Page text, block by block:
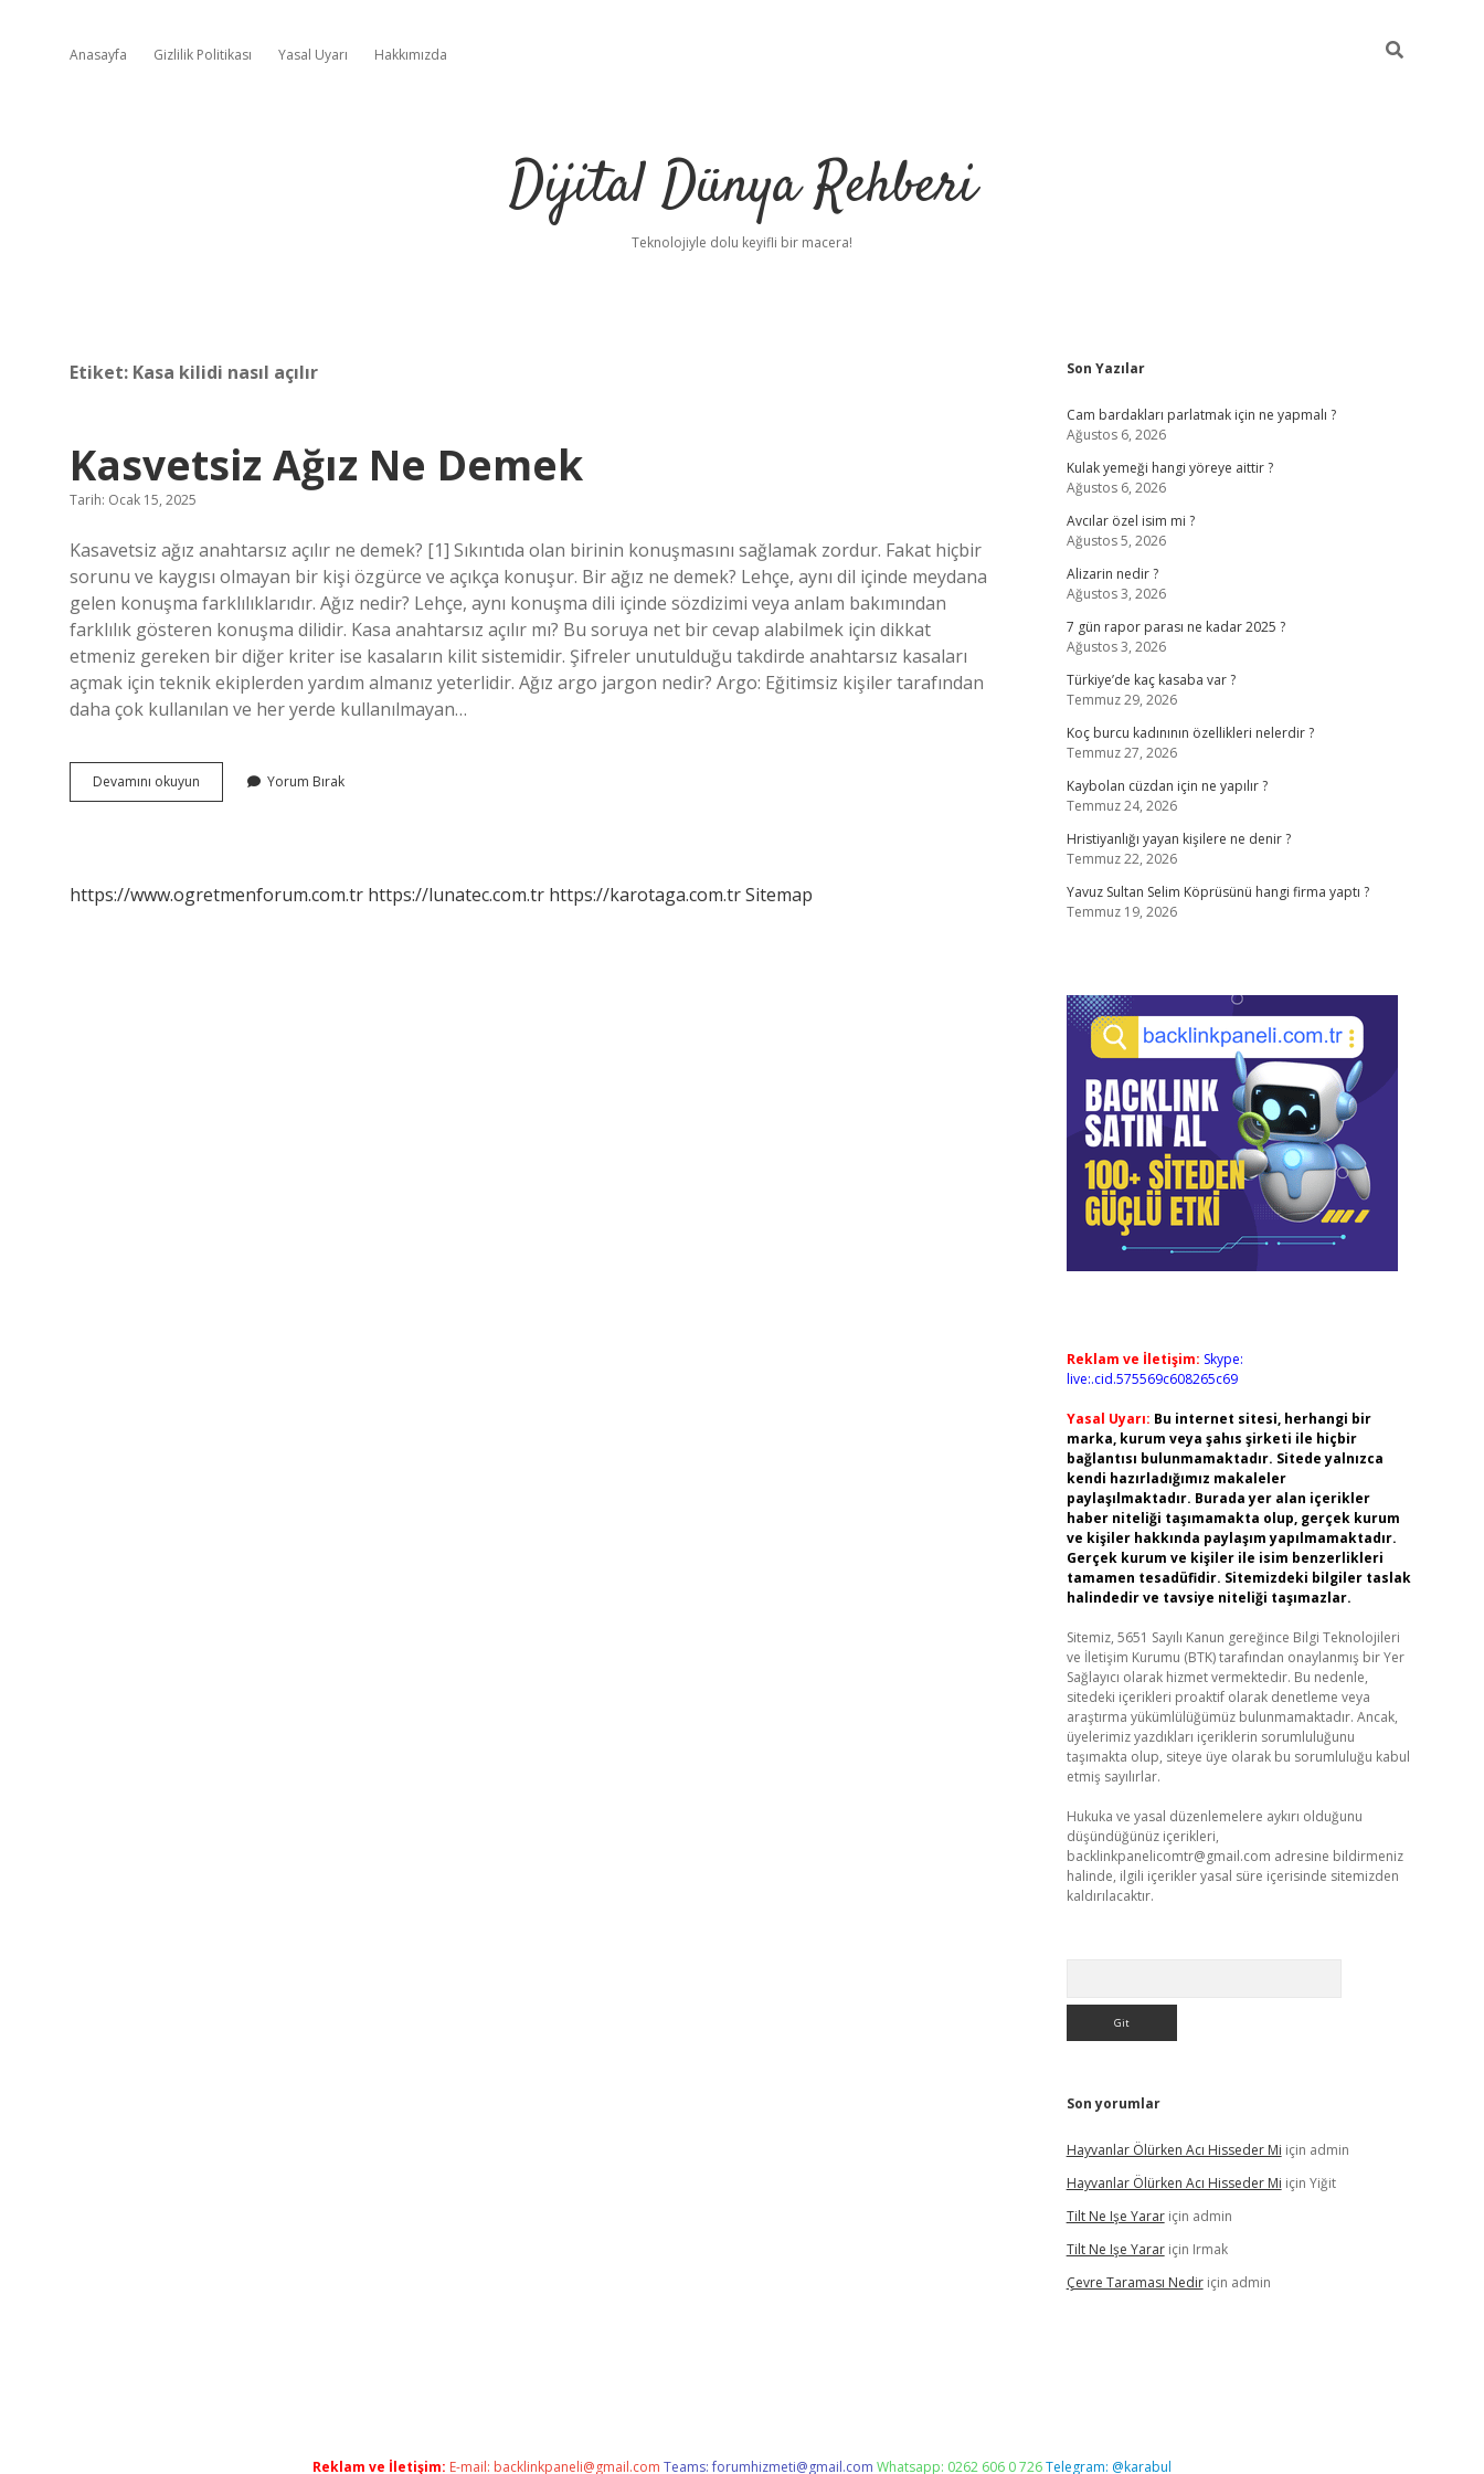
Anasayfa Gizlilik Politikası Yasal Uyarı Hakkımızda
Dijital Dünya Rehberi
Teknolojiyle dolu keyifli bir macera!
Etiket: Kasa kilidi nasıl açılır
Kasvetsiz Ağız Ne Demek
Tarih: Ocak 15, 2025
Kasavetsiz ağız anahtarsız açılır ne demek? [1] Sıkıntıda olan birinin konuşmasını sağlamak zordur. Fakat hiçbir
sorunu ve kaygısı olmayan bir kişi özgürce ve açıkça konuşur. Bir ağız ne demek? Lehçe, aynı dil içinde meydana
gelen konuşma farklılıklarıdır. Ağız nedir? Lehçe, aynı konuşma dili içinde sözdizimi veya anlam bakımından
farklılık gösteren konuşma dilidir. Kasa anahtarsız açılır mı? Bu soruya net bir cevap alabilmek için dikkat
etmeniz gereken bir diğer kriter ise kasaların kilit sistemidir. Şifreler unutulduğu takdirde anahtarsız kasaları
açmak için teknik ekiplerden yardım almanız yeterlidir. Ağız argo jargon nedir? Argo: Eğitimsiz kişiler tarafından
daha çok kullanılan ve her yerde kullanılmayan…
Devamını okuyun Kasvetsiz
Ağız
Yorum Bırak
https://www.ogretmenforum.com.tr https://lunatec.com.tr https://karotaga.com.trSitemap
Sidebar
Son Yazılar
Cam bardakları parlatmak için ne yapmalı ?
Ağustos 6, 2026
Kulak yemeği hangi yöreye aittir ?
Ağustos 6, 2026
Avcılar özel isim mi ?
Ağustos 5, 2026
Alizarin nedir ?
Ağustos 3, 2026
7 gün rapor parası ne kadar 2025 ?
Ağustos 3, 2026
Türkiye’de kaç kasaba var ?
Temmuz 29, 2026
Koç burcu kadınının özellikleri nelerdir ?
Temmuz 27, 2026
Kaybolan cüzdan için ne yapılır ?
Temmuz 24, 2026
Hristiyanlığı yayan kişilere ne denir ?
Temmuz 22, 2026
Yavuz Sultan Selim Köprüsünü hangi firma yaptı ?
Temmuz 19, 2026
Reklam ve İletişim: Skype:
live:.cid.575569c608265c69
Yasal Uyarı: Bu internet sitesi, herhangi bir
marka, kurum veya şahıs şirketi ile hiçbir
bağlantısı bulunmamaktadır. Sitede yalnızca
kendi hazırladığımız makaleler
paylaşılmaktadır. Burada yer alan içerikler
haber niteliği taşımamakta olup, gerçek kurum
ve kişiler hakkında paylaşım yapılmamaktadır.
Gerçek kurum ve kişiler ile isim benzerlikleri
tamamen tesadüfidir. Sitemizdeki bilgiler taslak
halindedir ve tavsiye niteliği taşımazlar.
Sitemiz, 5651 Sayılı Kanun gereğince Bilgi Teknolojileri
ve İletişim Kurumu (BTK) tarafından onaylanmış bir Yer
Sağlayıcı olarak hizmet vermektedir. Bu nedenle,
sitedeki içerikleri proaktif olarak denetleme veya
araştırma yükümlülüğümüz bulunmamaktadır. Ancak,
üyelerimiz yazdıkları içeriklerin sorumluluğunu
taşımakta olup, siteye üye olarak bu sorumluluğu kabul
etmiş sayılırlar.
Hukuka ve yasal düzenlemelere aykırı olduğunu
düşündüğünüz içerikleri,
backlinkpanelicomtr@gmail.com adresine bildirmeniz
halinde, ilgili içerikler yasal süre içerisinde sitemizden
kaldırılacaktır.
Son yorumlar
Hayvanlar Ölürken Acı Hisseder Mi için admin
Hayvanlar Ölürken Acı Hisseder Mi için Yiğit
Tilt Ne Işe Yarariçin admin
Tilt Ne Işe Yarariçin Irmak
Çevre Taraması Nediriçin admin
Reklam ve İletişim: E-mail: backlinkpaneli@gmail.com Teams:forumhizmeti@gmail.com Whatsapp: 0262 606 0 726Telegram: @karabul